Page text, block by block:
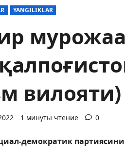
YANGILIKLAR
вилояти)
1 минуты чтение 0
демократик